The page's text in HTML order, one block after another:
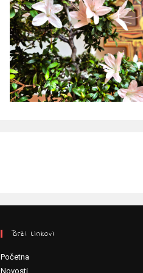
Brzi Linkovi
Početna
Novosti